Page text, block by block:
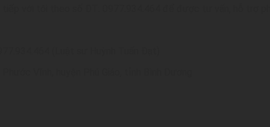
với tôi theo số ĐT: 0977.934.464 để được tư vấn, hỗ trợ
(Luật sư Huỳnh Tuấn Đạt)
Vĩnh, huyện Phú Giáo, tỉnh Bình Dương